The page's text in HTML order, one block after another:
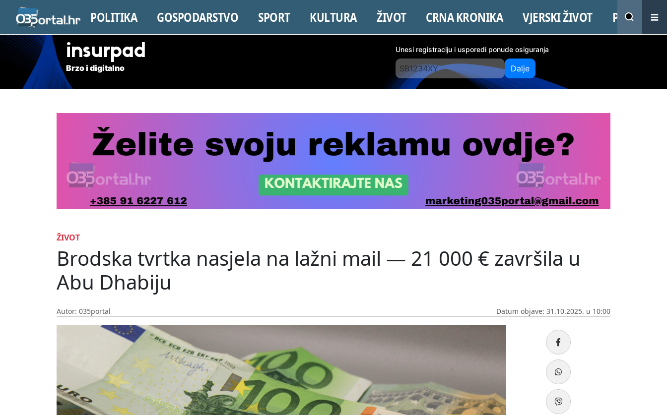
POLITIKA GOSPODARSTVO SPORT KULTURA ŽIVOT CRNA KRONIKA VJERSKI ŽIVOT PROMO
insurpad
Brzo i digitalno
Unesi registraciju i usporedi ponude osiguranja
Dalje
ŽIVOT
Brodska tvrtka nasjela na lažni mail — 21 000 € završila u
Abu Dhabiju
Autor: 035portal Datum objave: 31.10.2025. u 10:00